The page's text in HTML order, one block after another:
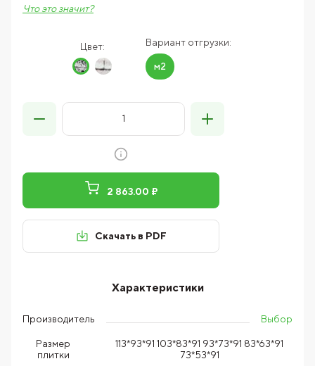
Цвет: Вариант отгрузки:
м2
Что это значит?
2 863.00 ₽
Скачать в PDF
Характеристики
Производитель Выбор
Размер
плитки
113*93*91 103*83*91 93*73*91 83*63*91
73*53*91